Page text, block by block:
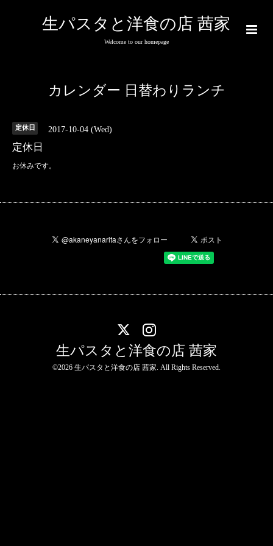
生パスタと洋食の店 茜家
Welcome to our homepage
カレンダー 日替わりランチ
定休日 2017-10-04 (Wed)
定休日
お休みです。
生パスタと洋食の店 茜家
©2026 生パスタと洋食の店 茜家. All Rights Reserved.